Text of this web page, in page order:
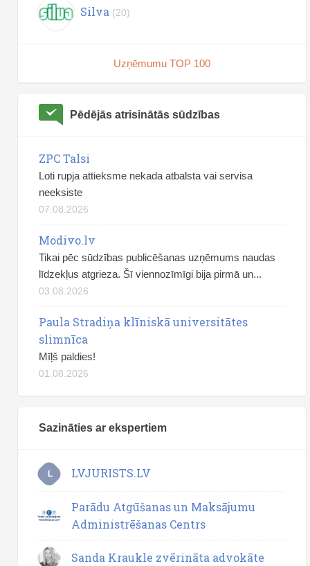
Silva (20)
Uzņēmumu TOP 100
Pēdējās atrisinātās sūdzības
ZPC Talsi
Loti rupja attieksme nekada atbalsta vai servisa
neeksiste
07.08.2026
Modivo.lv
Tikai pēc sūdzības publicēšanas uzņēmums naudas
līdzekļus atgrieza. Šī viennozīmīgi bija pirmā un...
03.08.2026
Paula Stradiņa klīniskā universitātes
slimnīca
Mīļš paldies!
01.08.2026
Sazināties ar ekspertiem
L LVJURISTS.LV
Parādu Atgūšanas un Maksājumu
Administrēšanas Centrs
Sanda Kraukle zvērināta advokāte